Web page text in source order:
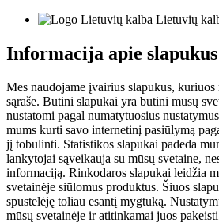
Lietuvių
Informacija apie slapukus
Mes naudojame įvairius slapukus, kuriuos
sąraše. Būtini slapukai yra būtini mūsų
nustatomi pagal numatytuosius
mums kurti savo internetinį pasiūlymą
jį tobulinti. Statistikos slapukai padeda
lankytojai sąveikauja su mūsų svetaine,
informaciją. Rinkodaros slapukai leidžia
svetainėje siūlomus produktus. Šiuos
spustelėję toliau esantį mygtuką.
mūsų svetainėje ir atitinkamai juos